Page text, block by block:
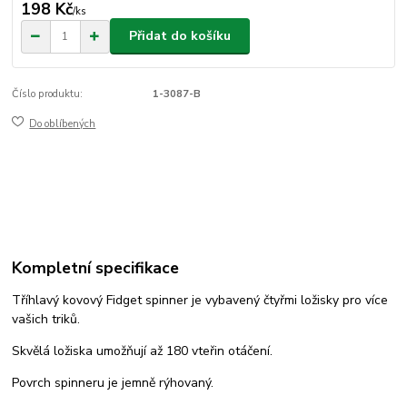
198 Kč/ks
Přidat do košíku
Číslo produktu: 1-3087-B
Do oblíbených
Kompletní specifikace
Tříhlavý kovový Fidget spinner je vybavený čtyřmi ložisky pro více
vašich triků.
Skvělá ložiska umožňují až 180 vteřin otáčení.
Povrch spinneru je jemně rýhovaný.